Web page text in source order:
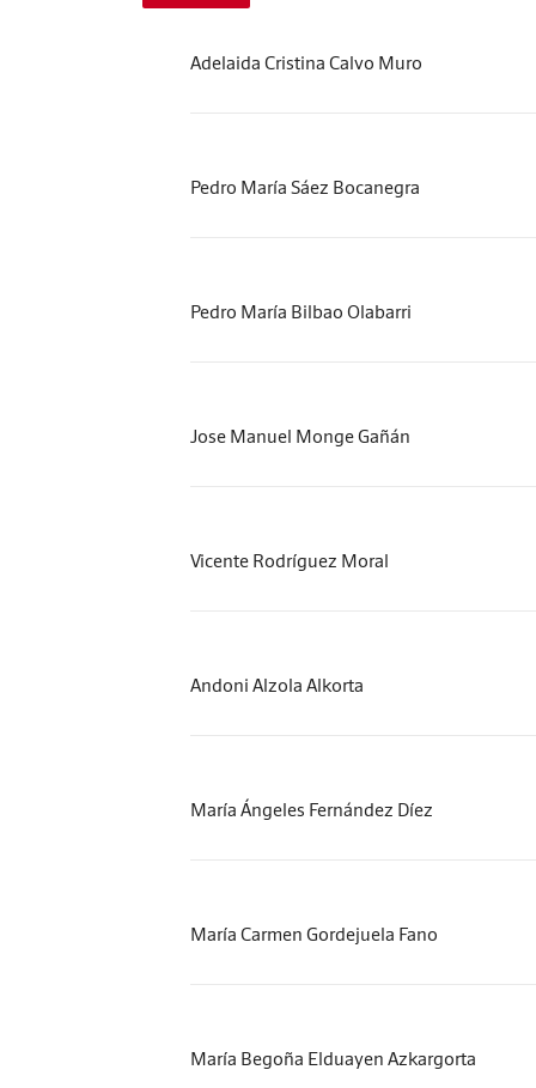
Adelaida Cristina Calvo Muro
Pedro María Sáez Bocanegra
Pedro María Bilbao Olabarri
Jose Manuel Monge Gañán
Vicente Rodríguez Moral
Andoni Alzola Alkorta
María Ángeles Fernández Díez
María Carmen Gordejuela Fano
María Begoña Elduayen Azkargorta